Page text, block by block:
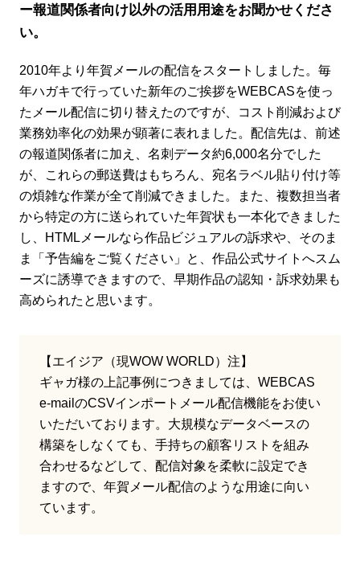
ー報道関係者向け以外の活用用途をお聞かせくださ
い。
2010年より年賀メールの配信をスタートしました。毎
年ハガキで行っていた新年のご挨拶をWEBCASを使っ
たメール配信に切り替えたのですが、コスト削減および
業務効率化の効果が顕著に表れました。配信先は、前述
の報道関係者に加え、名刺データ約6,000名分でした
が、これらの郵送費はもちろん、宛名ラベル貼り付け等
の煩雑な作業が全て削減できました。また、複数担当者
から特定の方に送られていた年賀状も一本化できました
し、HTMLメールなら作品ビジュアルの訴求や、そのま
ま「予告編をご覧ください」と、作品公式サイトへスム
ーズに誘導できますので、早期作品の認知・訴求効果も
高められたと思います。
【エイジア（現WOW WORLD）注】
ギャガ様の上記事例につきましては、WEBCAS
e-mailのCSVインポートメール配信機能をお使い
いただいております。大規模なデータベースの
構築をしなくても、手持ちの顧客リストを組み
合わせるなどして、配信対象を柔軟に設定でき
ますので、年賀メール配信のような用途に向い
ています。